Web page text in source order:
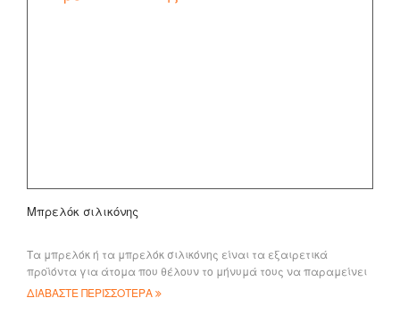
Μπρελόκ σιλικόνης
Τα μπρελόκ ή τα μπρελόκ σιλικόνης είναι τα εξαιρετικά
προϊόντα για άτομα που θέλουν το μήνυμά τους να παραμείνει
στην κορυφή. Αυτή η συλλογή από ke
ΔΙΑΒΑΣΤΕ ΠΕΡΙΣΣΟΤΕΡΑ